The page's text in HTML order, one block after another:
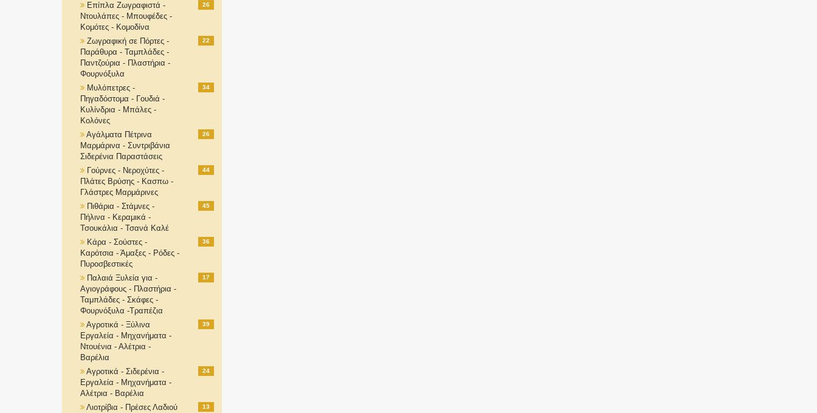
Επίπλα Ζωγραφιστά -
Ντουλάπες - Μπουφέδες -
Κομότες - Κομοδίνα
26
Ζωγραφική σε Πόρτες -
Παράθυρα - Ταμπλάδες -
Παντζούρια - Πλαστήρια -
Φουρνόξυλα
22
Μυλόπετρες -
Πηγαδόστομα - Γουδιά -
Κυλίνδρια - Μπάλες -
Κολόνες
34
Αγάλματα Πέτρινα
Μαρμάρινα - Συντριβάνια
Σιδερένια Παραστάσεις
26
Γούρνες - Νεροχύτες -
Πλάτες Βρύσης - Κασπω -
Γλάστρες Μαρμάρινες
44
Πιθάρια - Στάμνες -
Πήλινα - Κεραμικά -
Τσουκάλια - Τσανά Καλέ
45
Κάρα - Σούστες -
Καρότσια - Άμαξες - Ρόδες -
Πυροσβεστικές
36
Παλαιά Ξυλεία για -
Αγιογράφους - Πλαστήρια -
Ταμπλάδες - Σκάφες -
Φουρνόξυλα -Τραπέζια
17
Αγροτικά - Ξύλινα
Εργαλεία - Μηχανήματα -
Ντουένια - Αλέτρια -
Βαρέλια
39
Αγροτικά - Σιδερένια -
Εργαλεία - Μηχανήματα -
Αλέτρια - Βαρέλια
24
Λιοτρίβια - Πρέσες Λαδιού
13